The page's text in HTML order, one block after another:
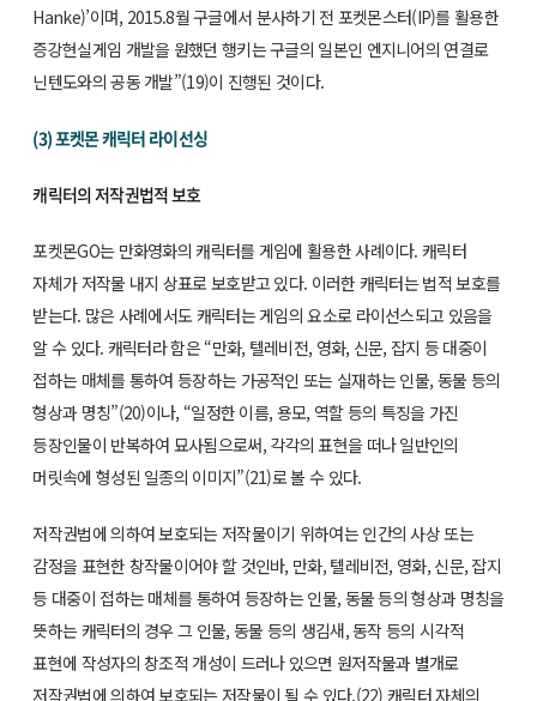
Hanke)’이며, 2015.8월 구글에서 분사하기 전 포켓몬스터(IP)를 활용한
증강현실게임 개발을 원했던 행키는 구글의 일본인 엔지니어의 연결로
닌텐도와의 공동 개발”(19)이 진행된 것이다.
(3) 포켓몬 캐릭터 라이선싱
캐릭터의 저작권법적 보호
포켓몬GO는 만화영화의 캐릭터를 게임에 활용한 사례이다. 캐릭터
자체가 저작물 내지 상표로 보호받고 있다. 이러한 캐릭터는 법적 보호를
받는다. 많은 사례에서도 캐릭터는 게임의 요소로 라이선스되고 있음을
알 수 있다. 캐릭터라 함은 “만화, 텔레비전, 영화, 신문, 잡지 등 대중이
접하는 매체를 통하여 등장하는 가공적인 또는 실재하는 인물, 동물 등의
형상과 명칭”(20)이나, “일정한 이름, 용모, 역할 등의 특징을 가진
등장인물이 반복하여 묘사됨으로써, 각각의 표현을 떠나 일반인의
머릿속에 형성된 일종의 이미지”(21)로 볼 수 있다.
저작권법에 의하여 보호되는 저작물이기 위하여는 인간의 사상 또는
감정을 표현한 창작물이어야 할 것인바, 만화, 텔레비전, 영화, 신문, 잡지
등 대중이 접하는 매체를 통하여 등장하는 인물, 동물 등의 형상과 명칭을
뜻하는 캐릭터의 경우 그 인물, 동물 등의 생김새, 동작 등의 시각적
표현에 작성자의 창조적 개성이 드러나 있으면 원저작물과 별개로
저작권법에 의하여 보호되는 저작물이 될 수 있다.(22) 캐릭터 자체의